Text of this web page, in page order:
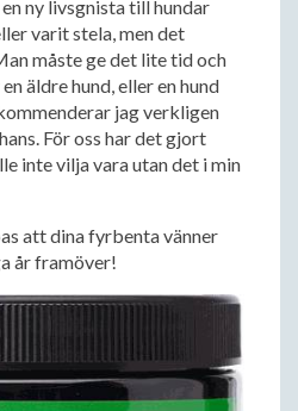
ny livsgnista till hundar
varit stela, men det
måste ge det lite tid och
äldre hund, eller en hund
jag verkligen
För oss har det gjort
inte vilja vara utan det i min
att dina fyrbenta vänner
år framöver!